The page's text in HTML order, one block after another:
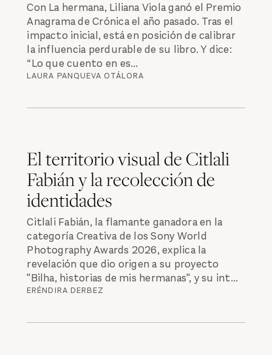
Con La hermana, Liliana Viola ganó el Premio
Anagrama de Crónica el año pasado. Tras el
impacto inicial, está en posición de calibrar
la influencia perdurable de su libro. Y dice:
“Lo que cuento en es...
LAURA PANQUEVA OTÁLORA
El territorio visual de Citlali
Fabián y la recolección de
identidades
Citlali Fabián, la flamante ganadora en la
categoría Creativa de los Sony World
Photography Awards 2026, explica la
revelación que dio origen a su proyecto
"Bilha, historias de mis hermanas", y su int...
ERÉNDIRA DERBEZ